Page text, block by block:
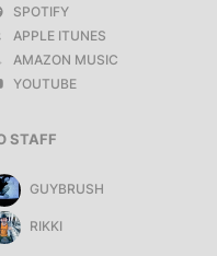
SPOTIFY
APPLE ITUNES
AMAZON MUSIC
YOUTUBE
STAFF
GUYBRUSH
RIKKI